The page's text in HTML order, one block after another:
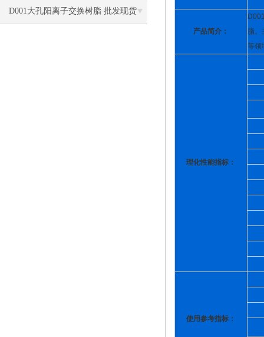
构类型
D001大孔阳离子交换树脂 批发现货
产品简介：
脂。
等领
理化性能指标：
使用参考指标：